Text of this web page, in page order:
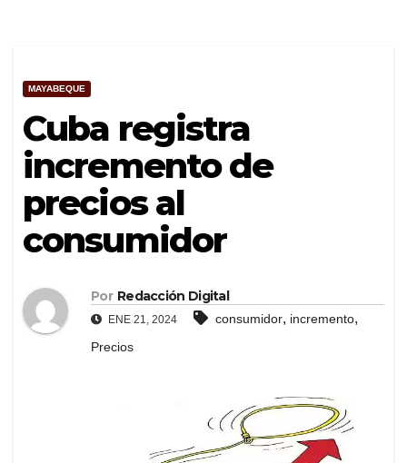
MAYABEQUE
Cuba registra
incremento de
precios al
consumidor
Por Redacción Digital
ENE 21, 2024 consumidor, incremento,
Precios